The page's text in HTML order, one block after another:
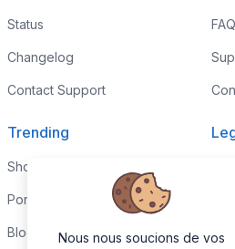
Status
Changelog
Contact Support
Trending
Shop
Portfolio
Blog
Nous nous soucions de vos